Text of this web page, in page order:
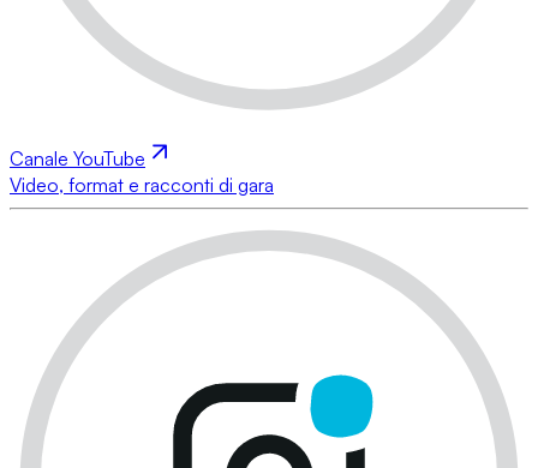
Canale YouTube
Video, format e racconti di gara